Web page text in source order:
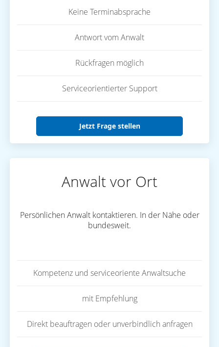
Keine Terminabsprache
Antwort vom Anwalt
Rückfragen möglich
Serviceorientierter Support
Jetzt Frage stellen
Anwalt vor Ort
Persönlichen Anwalt kontaktieren. In der Nähe oder
bundesweit.
Kompetenz und serviceoriente Anwaltsuche
mit Empfehlung
Direkt beauftragen oder unverbindlich anfragen